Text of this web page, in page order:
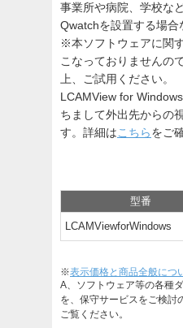
事業所や病院、学校な
Qwatchを設置する場合
※本ソフトウェアに関
こなっておりませんの
上、ご試用ください。
LCAMView for
ちまして外出先からの
す。詳細はこちらをご
型番
LCAMViewforWindows
※表示価格と商品全般につ
A、ソフトウェア等の各種
を、保守サービスをご検討
ご覧ください。